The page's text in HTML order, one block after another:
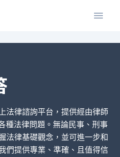
法律諮詢平台，提供經由律師
種法律問題。無論民事、刑事
法律基礎觀念，並可進一步和
們提供專業、準確、且值得信